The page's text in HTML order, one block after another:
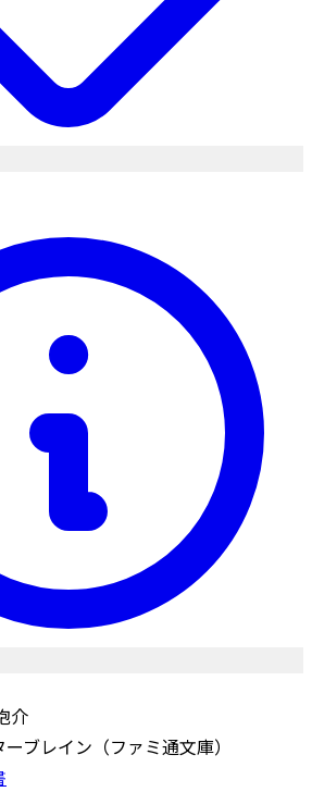
介
ブレイン（ファミ通文庫）